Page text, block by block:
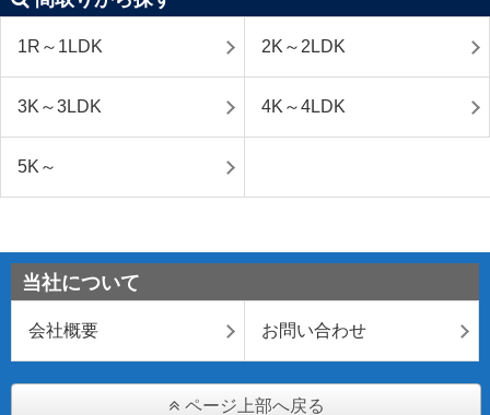
1R～1LDK 2K～2LDK
3K～3LDK 4K～4LDK
5K～
当社について
会社概要 お問い合わせ
ページ上部へ戻る